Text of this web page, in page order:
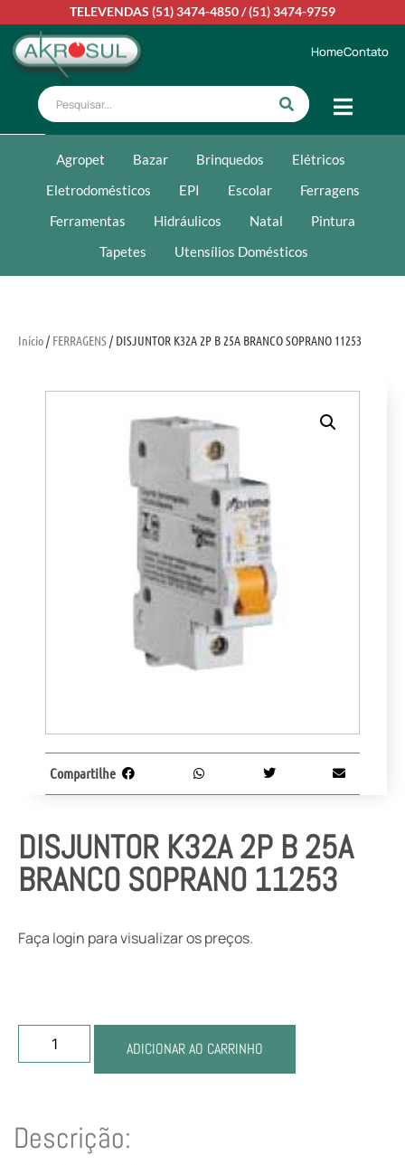
TELEVENDAS (51) 3474-4850/(51) 3474-9759
HomeContato
Agropet Bazar Brinquedos
Elétricos
Eletrodomésticos
EPI Escolar
Ferragens
Ferramentas
Hidráulicos Natal
Pintura
Tapetes
Utensílios Domésticos
Início/ FERRAGENS/ DISJUNTOR K32A 2P B 25A BRANCO SOPRANO 11253
DISJUNTOR K32A 2P B 25A
BRANCO SOPRANO 11253
Faça login para visualizar os preços.
ADICIONAR AO CARRINHO
Compartilhe
Descrição: